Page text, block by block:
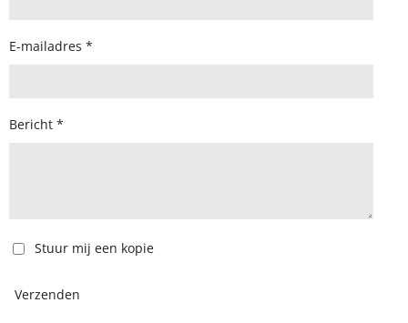
E-mailadres *
Bericht *
Stuur mij een kopie
Verzenden